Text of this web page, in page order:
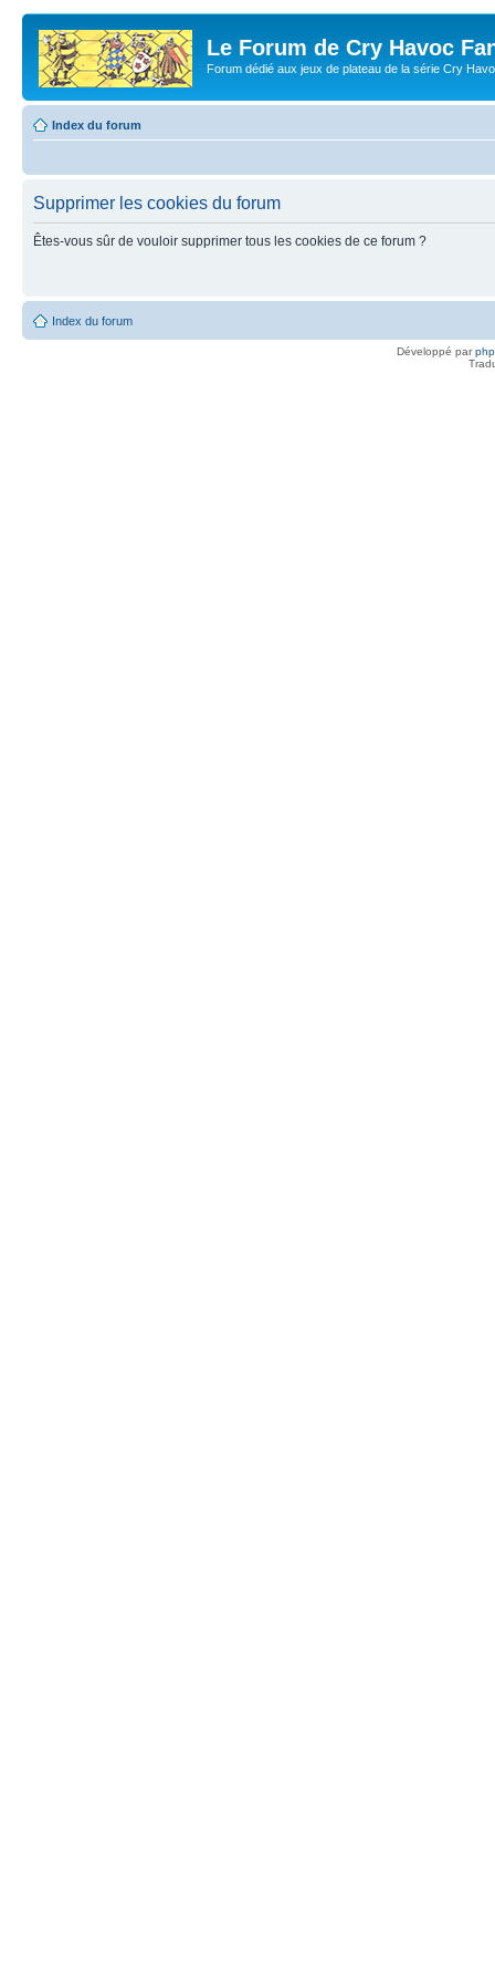
Le Forum de Cry Havoc
Forum dédié aux jeux de plateau de la série Cry
Index du forum
Supprimer les cookies du forum
Êtes-vous sûr de vouloir supprimer tous les cookies de ce forum ?
Index du forum
Développé par